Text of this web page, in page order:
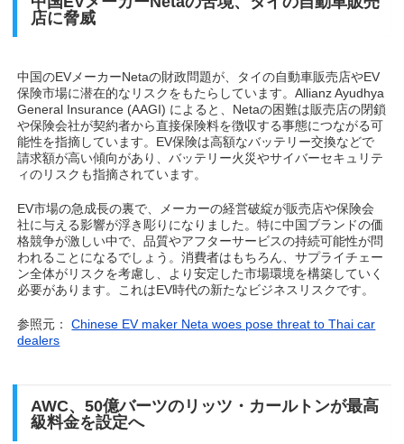
店に脅威
中国のEVメーカーNetaの財政問題が、タイの自動車販売店やEV
保険市場に潜在的なリスクをもたらしています。Allianz Ayudhya
General Insurance (AAGI) によると、Netaの困難は販売店の閉鎖
や保険会社が契約者から直接保険料を徴収する事態につながる可
能性を指摘しています。EV保険は高額なバッテリー交換などで
請求額が高い傾向があり、バッテリー火災やサイバーセキュリテ
ィのリスクも指摘されています。
EV市場の急成長の裏で、メーカーの経営破綻が販売店や保険会
社に与える影響が浮き彫りになりました。特に中国ブランドの価
格競争が激しい中で、品質やアフターサービスの持続可能性が問
われることになるでしょう。消費者はもちろん、サプライチェー
ン全体がリスクを考慮し、より安定した市場環境を構築していく
必要があります。これはEV時代の新たなビジネスリスクです。
参照元：Chinese EV maker Neta woes pose threat to Thai car
dealers
AWC、50億バーツのリッツ・カールトンが最高
級料金を設定へ